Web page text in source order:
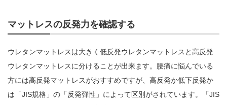
マットレスの反発力を確認する
ウレタンマットレスは大きく低反発ウレタンマットレスと高反発
ウレタンマットレスに分けることが出来ます。腰痛に悩んでいる
方には高反発マットレスがおすすめですが、高反発か低下反発か
は「JIS規格」の「反発弾性」によって区別がされています。「JIS